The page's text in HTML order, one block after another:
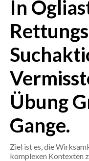
ITALIA
MONDO
POLITICA
ECONOMIA
SERVIZI ALLE IMPRESE
BANDI
In
Übung
Gange.
Ziel ist es, die
komplexen Kontexten